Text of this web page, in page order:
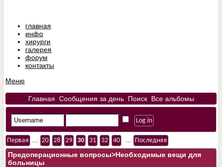
главная
инфо
хирурги
галерея
форум
контакты
Меню
Главная Сообщения за день Поиск Все альбомы
Первая 20 28 29 30 31 32 40 Последняя
Предоперационные вопросы>Необходимые вещи для
больницы